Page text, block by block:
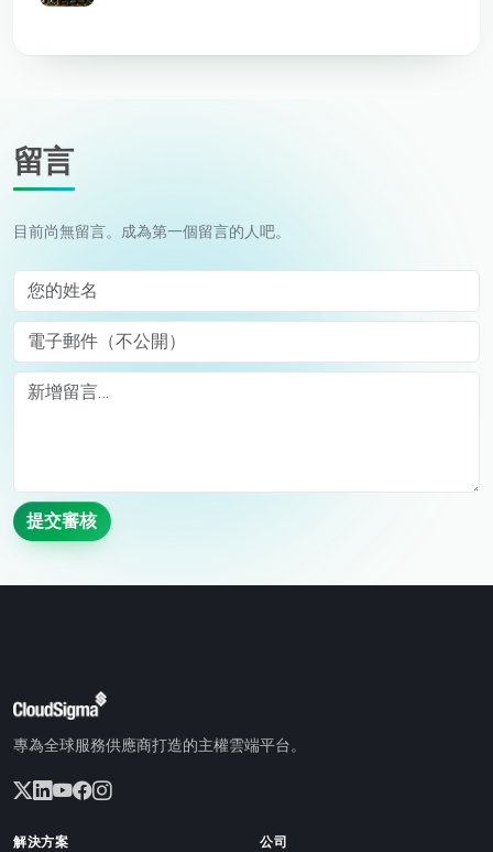
留言
目前尚無留言。成為第一個留言的人吧。
您的姓名
電子郵件（不公開）
Comment
提交審核
專為全球服務供應商打造的主權雲端平台。
解決方案 公司